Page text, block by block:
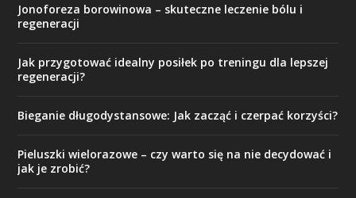
Jonoforeza borowinowa – skuteczne leczenie bólu i
regeneracji
Jak przygotować idealny posiłek po treningu dla lepszej
regeneracji?
Bieganie długodystansowe: Jak zacząć i czerpać korzyści?
Pieluszki wielorazowe – czy warto się na nie decydować i
jak je zrobić?